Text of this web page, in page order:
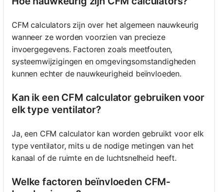
CFM calculators zijn over het algemeen nauwkeurig
wanneer ze worden voorzien van precieze
invoergegevens. Factoren zoals meetfouten,
systeemwijzigingen en omgevingsomstandigheden
kunnen echter de nauwkeurigheid beïnvloeden.
Kan ik een CFM calculator gebruiken voor
elk type ventilator?
Ja, een CFM calculator kan worden gebruikt voor elk
type ventilator, mits u de nodige metingen van het
kanaal of de ruimte en de luchtsnelheid heeft.
Welke factoren beïnvloeden CFM-